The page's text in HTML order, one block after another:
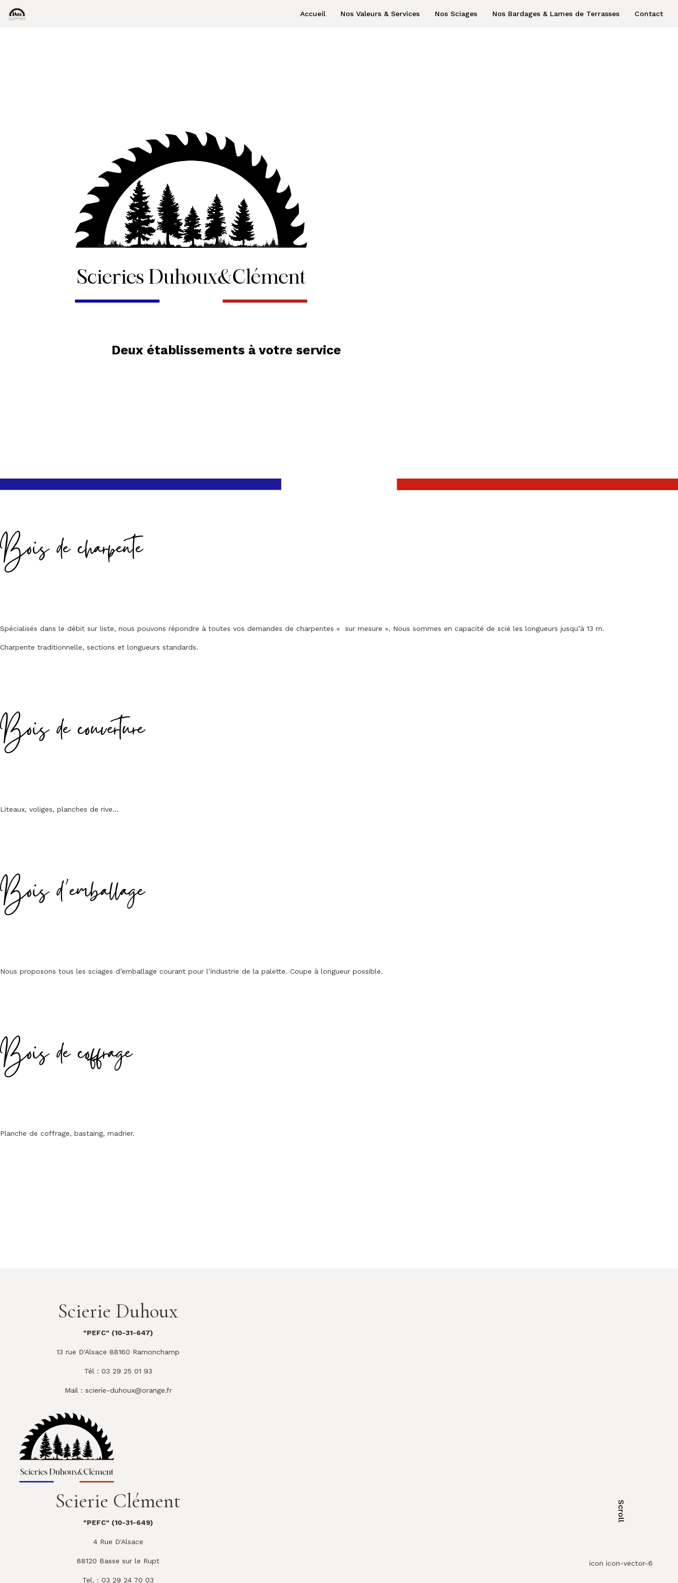
Accueil Nos Valeurs & Services Nos Sciages Nos Bardages & Lames de Terrasses Contact
Deux établissements à votre service
Scroll
icon icon-vector-6
Bois de charpente
Spécialisés dans le débit sur liste, nous pouvons répondre à toutes vos demandes de charpentes « sur mesure ». Nous sommes en capacité de scié les longueurs jusqu’à 13 m.
Charpente traditionnelle, sections et longueurs standards.
Bois de couverture
Liteaux, voliges, planches de rive…
Bois d’emballage
Nous proposons tous les sciages d’emballage courant pour l’industrie de la palette. Coupe à longueur possible.
Bois de coffrage
Planche de coffrage, bastaing, madrier.
Scierie Duhoux
"PEFC" (10-31-647)
13 rue D'Alsace 88160 Ramonchamp
Tél : 03 29 25 01 93
Mail : scierie-duhoux@orange.fr
Scierie Clément
"PEFC" (10-31-649)
4 Rue D'Alsace
88120 Basse sur le Rupt
Tel. : 03 29 24 70 03